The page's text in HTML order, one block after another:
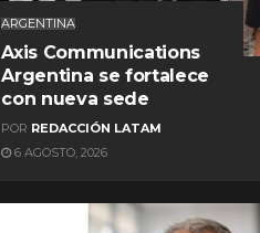
ARGENTINA
Axis Communications
Argentina se fortalece
con nueva sede
POR REDACCIÓN LATAM
6 AGOSTO, 2026